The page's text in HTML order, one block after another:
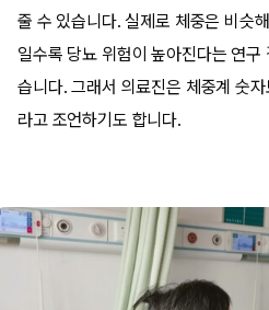
줄 수 있습니다. 실제로 체중은 비슷
일수록 당뇨 위험이 높아진다는 연
습니다. 그래서 의료진은 체중계 숫
라고 조언하기도 합니다.